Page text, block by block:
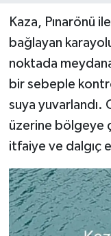
Kaza, Pınarönü
bağlayan
noktada
bir sebeple
suya yuvarlandı.
üzerine bölgeye
itfaiye ve dalgıç